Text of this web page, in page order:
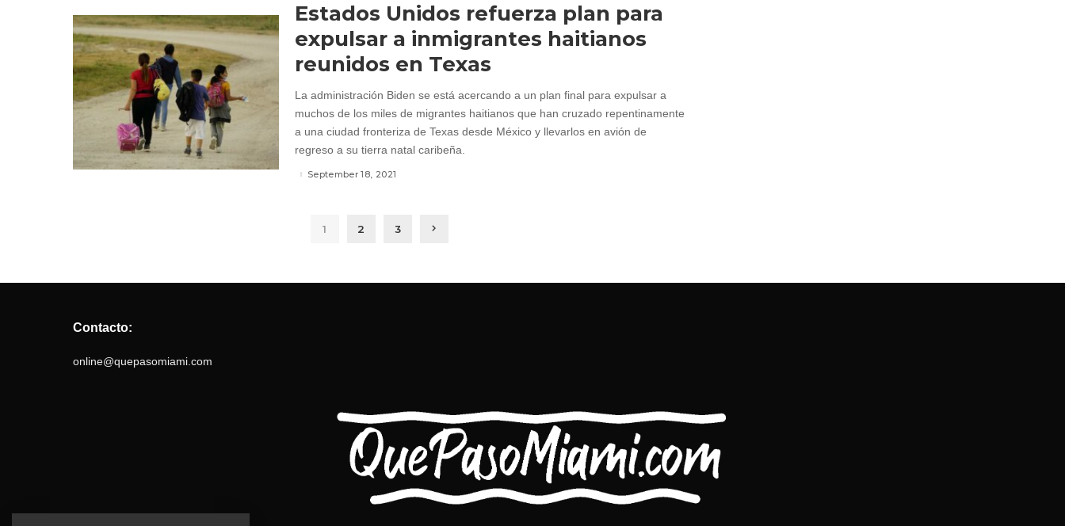
Estados Unidos refuerza plan para
expulsar a inmigrantes haitianos
reunidos en Texas
La administración Biden se está acercando a un plan final para expulsar a
muchos de los miles de migrantes haitianos que han cruzado repentinamente
a una ciudad fronteriza de Texas desde México y llevarlos en avión de
regreso a su tierra natal caribeña.
September 18, 2021
1 2 3
Contacto:
online@quepasomiami.com